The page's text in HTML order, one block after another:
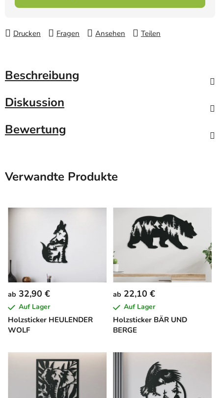
Drucken Fragen Ansehen Teilen
Beschreibung
Diskussion
Bewertung
Verwandte Produkte
Holzsticker HEULENDER
WOLF
ab 32,90 €
Auf Lager
Holzsticker BÄR UND
BERGE
ab 22,10 €
Auf Lager